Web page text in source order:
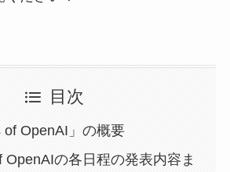
目次
of OpenAI」の概要
OpenAIの各日程の発表内容ま